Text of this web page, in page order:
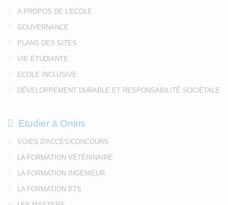
A PROPOS DE L'ÉCOLE
GOUVERNANCE
PLANS DES SITES
VIE ÉTUDIANTE
ECOLE INCLUSIVE
DÉVELOPPEMENT DURABLE ET RESPONSABILITÉ SOCIÉTALE
Etudier à Oniris
VOIES D'ACCÈS/CONCOURS
LA FORMATION VÉTÉRINAIRE
LA FORMATION INGÉNIEUR
LA FORMATION BTS